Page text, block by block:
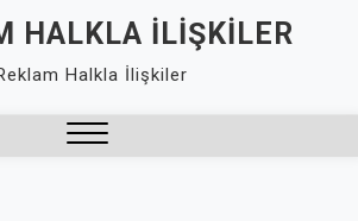
HALKLA İLIŞKILER
Halkla İlişkiler